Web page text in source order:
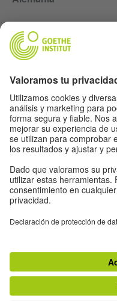
Aviso legal
Protección de datos
Condiciones de uso
Proteção de dados
Siga la revista
Otras publicaciones
Gegenüber
Ruya